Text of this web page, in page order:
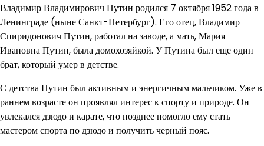
Владимир Владимирович Путин родился 7 октября 1952 года в
Ленинграде (ныне Санкт-Петербург). Его отец, Владимир
Спиридонович Путин, работал на заводе, а мать, Мария
Ивановна Путин, была домохозяйкой. У Путина был еще один
брат, который умер в детстве.
С детства Путин был активным и энергичным мальчиком. Уже в
раннем возрасте он проявлял интерес к спорту и природе. Он
увлекался дзюдо и карате, что позднее помогло ему стать
мастером спорта по дзюдо и получить черный пояс.